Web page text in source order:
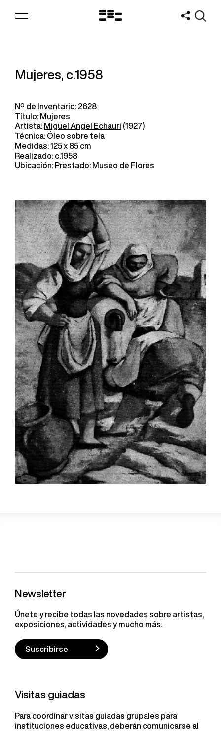
Logo
Mujeres, c.1958
Nº de Inventario: 2628
Título: Mujeres
Artista: Miguel Ángel Echauri (1927)
Técnica: Óleo sobre tela
Medidas: 125 x 85 cm
Realizado: c.1958
Ubicación: Prestado: Museo de Flores
Newsletter
Únete y recibe todas las novedades sobre artistas,
exposiciones, actividades y mucho más.
Suscribirse
Visitas guiadas
Para coordinar visitas guiadas grupales para
instituciones educativas, deberán comunicarse al